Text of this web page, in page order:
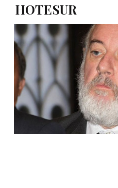
HOTESUR